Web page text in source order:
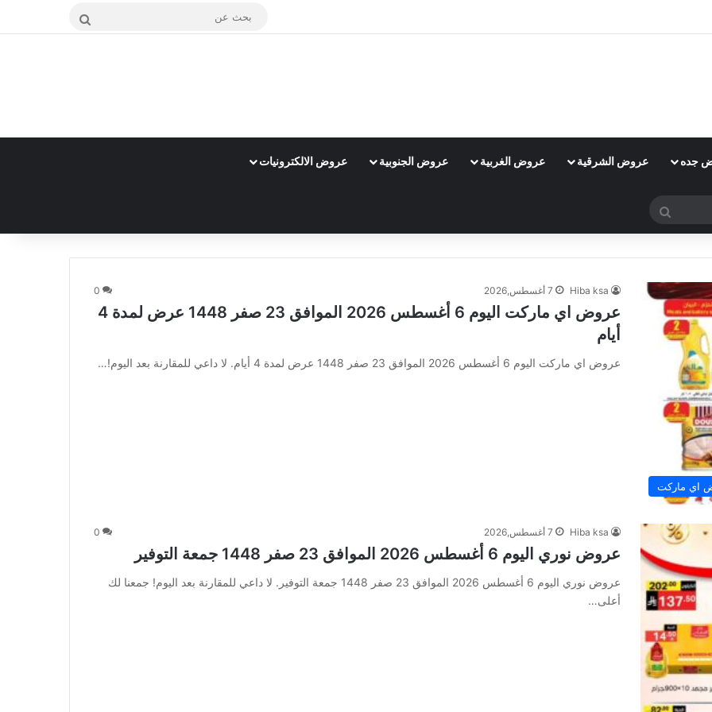
بحث
جده عروض الشرقية عروض الغربية عروض الجنوبية عروض الالكترونيات
بحث
اي ماركت
Hiba ksa 7 أغسطس,2026 0
عروض اي ماركت اليوم 6 أغسطس 2026 الموافق 23 صفر 1448 عرض لمدة 4
أيام
عروض اي ماركت اليوم 6 أغسطس 2026 الموافق 23 صفر 1448 عرض لمدة 4 أيام. لا داعي للمقارنة بعد اليوم!…
Hiba ksa 7 أغسطس,2026 0
عروض نوري اليوم 6 أغسطس 2026 الموافق 23 صفر 1448 جمعة التوفير
عروض نوري اليوم 6 أغسطس 2026 الموافق 23 صفر 1448 جمعة التوفير. لا داعي للمقارنة بعد اليوم! جمعنا لك
أعلى…